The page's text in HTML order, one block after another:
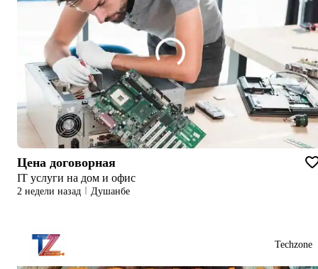
Цена договорная
IT услуги на дом и офис
2 недели назад Душанбе
Techzone